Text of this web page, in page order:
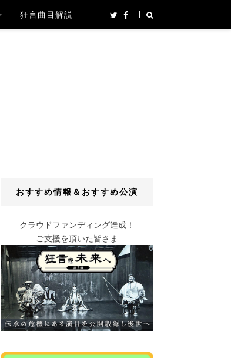
狂言曲目解説
おすすめ情報＆おすすめ公演
クラウドファンディング達成！
ご支援を頂いた皆さま